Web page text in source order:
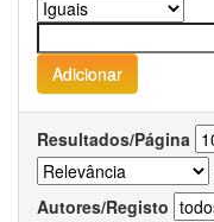
Resultados/Página
Autores/Registo